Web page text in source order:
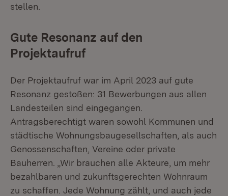
stellen.
Gute Resonanz auf den
Projektaufruf
Der Projektaufruf war im April 2023 auf gute
Resonanz gestoßen: 31 Bewerbungen aus allen
Landesteilen sind eingegangen.
Antragsberechtigt waren sowohl Kommunen und
städtische Wohnungsbaugesellschaften, als auch
Genossenschaften, Vereine oder private
Bauherren. „Wir brauchen alle Akteure, um mehr
bezahlbaren und zukunftsgerechten Wohnraum
zu schaffen. Jede Wohnung zählt, und auch jede